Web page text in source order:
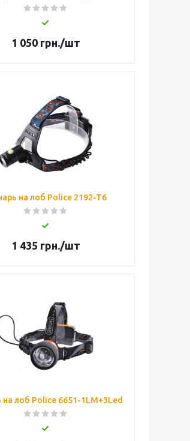
1 050 грн./шт
на лоб Police 2192-T6
1 435 грн./шт
лоб Police 6651-1LM+3Led